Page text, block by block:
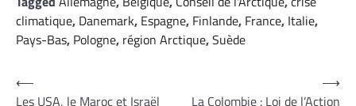
climatique, Danemark, Espagne, Finlande, France, Italie,
Pays-Bas, Pologne, région Arctique,Suède
Navigation
⟵
Les USA, le Maroc et Israël
La Colombie : Loi de l’Action
⟶